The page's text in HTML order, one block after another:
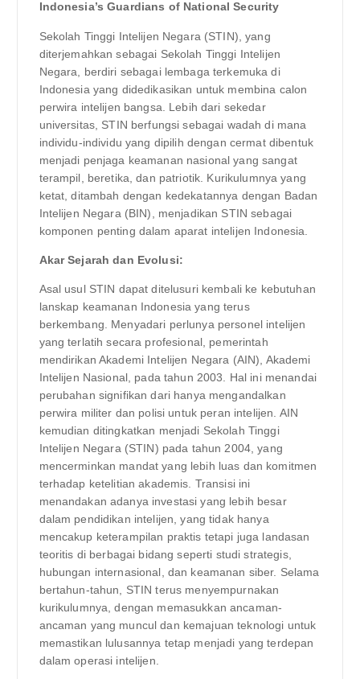
Indonesia’s Guardians of National Security
Sekolah Tinggi Intelijen Negara (STIN), yang
diterjemahkan sebagai Sekolah Tinggi Intelijen
Negara, berdiri sebagai lembaga terkemuka di
Indonesia yang didedikasikan untuk membina calon
perwira intelijen bangsa. Lebih dari sekedar
universitas, STIN berfungsi sebagai wadah di mana
individu-individu yang dipilih dengan cermat dibentuk
menjadi penjaga keamanan nasional yang sangat
terampil, beretika, dan patriotik. Kurikulumnya yang
ketat, ditambah dengan kedekatannya dengan Badan
Intelijen Negara (BIN), menjadikan STIN sebagai
komponen penting dalam aparat intelijen Indonesia.
Akar Sejarah dan Evolusi:
Asal usul STIN dapat ditelusuri kembali ke kebutuhan
lanskap keamanan Indonesia yang terus
berkembang. Menyadari perlunya personel intelijen
yang terlatih secara profesional, pemerintah
mendirikan Akademi Intelijen Negara (AIN), Akademi
Intelijen Nasional, pada tahun 2003. Hal ini menandai
perubahan signifikan dari hanya mengandalkan
perwira militer dan polisi untuk peran intelijen. AIN
kemudian ditingkatkan menjadi Sekolah Tinggi
Intelijen Negara (STIN) pada tahun 2004, yang
mencerminkan mandat yang lebih luas dan komitmen
terhadap ketelitian akademis. Transisi ini
menandakan adanya investasi yang lebih besar
dalam pendidikan intelijen, yang tidak hanya
mencakup keterampilan praktis tetapi juga landasan
teoritis di berbagai bidang seperti studi strategis,
hubungan internasional, dan keamanan siber. Selama
bertahun-tahun, STIN terus menyempurnakan
kurikulumnya, dengan memasukkan ancaman-
ancaman yang muncul dan kemajuan teknologi untuk
memastikan lulusannya tetap menjadi yang terdepan
dalam operasi intelijen.